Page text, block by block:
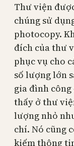
Thư viện
chúng sử
photocopy.
đích của thư
phục vụ cho
số lượng lớn
gia đình
thấy ở thư
lượng nhỏ
chí. Nó cũng
kiếm thông